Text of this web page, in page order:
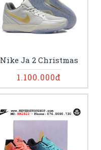
Nike Ja 2 Christmas
1.100.000đ